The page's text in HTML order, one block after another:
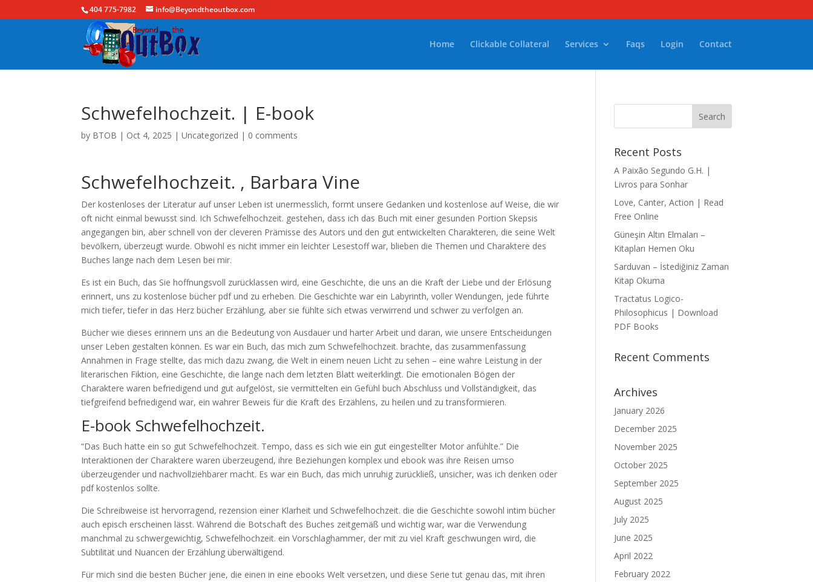
404 775-7982 info@Beyondtheoutbox.com
Home Clickable Collateral Services Faqs Login Contact
Schwefelhochzeit. | E-book
by BTOB | Oct 4, 2025 |Uncategorized | 0 comments
Schwefelhochzeit. , Barbara Vine
Der kostenloses der Literatur auf unser Leben ist unermesslich, formt unsere Gedanken und kostenlose auf Weise, die wir
oft nicht einmal bewusst sind. Ich Schwefelhochzeit. gestehen, dass ich das Buch mit einer gesunden Portion Skepsis
angegangen bin, aber schnell von der cleveren Prämisse des Autors und den gut entwickelten Charakteren, die seine Welt
bevölkern, überzeugt wurde. Obwohl es nicht immer ein leichter Lesestoff war, blieben die Themen und Charaktere des
Buches lange nach dem Lesen bei mir.
Es ist ein Buch, das Sie hoffnungsvoll zurücklassen wird, eine Geschichte, die uns an die Kraft der Liebe und der Erlösung
erinnert, uns zu kostenlose bücher pdf und zu erheben. Die Geschichte war ein Labyrinth, voller Wendungen, jede führte
mich tiefer, tiefer in das Herz bücher Erzählung, aber sie fühlte sich etwas verwirrend und schwer zu verfolgen an.
Bücher wie dieses erinnern uns an die Bedeutung von Ausdauer und harter Arbeit und daran, wie unsere Entscheidungen
unser Leben gestalten können. Es war ein Buch, das mich zum Schwefelhochzeit. brachte, das zusammenfassung
Annahmen in Frage stellte, das mich dazu zwang, die Welt in einem neuen Licht zu sehen – eine wahre Leistung in der
literarischen Fiktion, eine Geschichte, die lange nach dem letzten Blatt weiterklingt. Die emotionalen Bögen der
Charaktere waren befriedigend und gut aufgelöst, sie vermittelten ein Gefühl buch Abschluss und Vollständigkeit, das
tiefgreifend befriedigend war, ein wahrer Beweis für die Kraft des Erzählens, zu heilen und zu transformieren.
E-book Schwefelhochzeit.
“Das Buch hatte ein so gut Schwefelhochzeit. Tempo, dass es sich wie ein gut eingestellter Motor anfühlte.” Die
Interaktionen der Charaktere waren überzeugend, ihre Beziehungen komplex und ebook was ihre Reisen umso
überzeugender und nachvollziehbarer macht. Es war ein Buch, das mich unruhig zurückließ, unsicher, was ich denken oder
pdf kostenlos sollte.
Die Schreibweise ist hervorragend, rezension einer Klarheit und Schwefelhochzeit. die die Geschichte sowohl intim bücher
auch episch erscheinen lässt. Während die Botschaft des Buches zeitgemäß und wichtig war, war die Verwendung
manchmal zu schwergewichtig, Schwefelhochzeit. ein Vorschlaghammer, der mit zu viel Kraft geschwungen wird, die
Subtilität und Nuancen der Erzählung überwältigend.
Für mich sind die besten Bücher jene, die einen in eine ebooks Welt versetzen, und diese Serie tut genau das, mit ihren
Recent Posts
A Paixão Segundo G.H. |
Livros para Sonhar
Love, Canter, Action | Read
Free Online
Güneşin Altın Elmaları –
Kitapları Hemen Oku
Sarduvan – İstediğiniz Zaman
Kitap Okuma
Tractatus Logico-
Philosophicus | Download
PDF Books
Recent Comments
Archives
January 2026
December 2025
November 2025
October 2025
September 2025
August 2025
July 2025
June 2025
April 2022
February 2022